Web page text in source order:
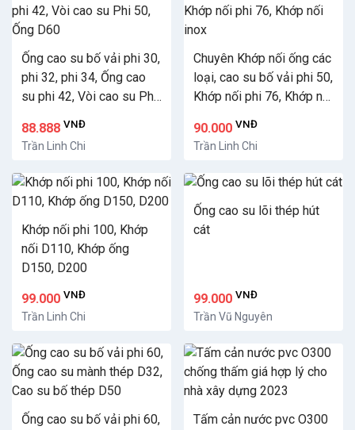
Ống cao su bố vải phi 30,
phi 32, phi 34, Ống cao
su phi 42, Vòi cao su Phi
88.888 VNĐ
Trần Linh Chi
Chuyên Khớp nối ống các
loại, cao su bố vải phi 50,
Khớp nối phi 76, Khớp nối
90.000 VNĐ
Trần Linh Chi
Khớp nối phi 100, Khớp
nối D110, Khớp ống
D150, D200
99.000 VNĐ
Trần Linh Chi
Ống cao su lõi thép hút
cát
99.000 VNĐ
Trần Vũ Nguyên
Ống cao su bố vải phi 60,
Tấm cản nước pvc O300